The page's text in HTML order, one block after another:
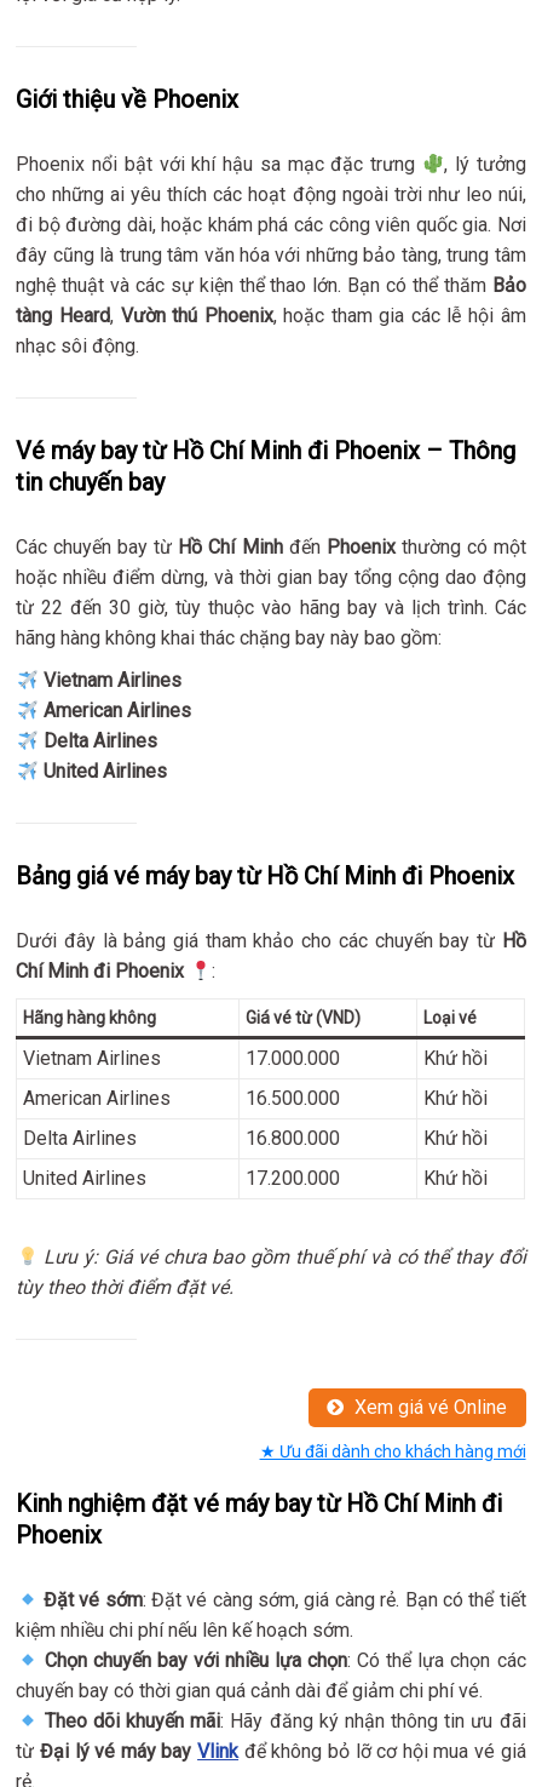
Giới thiệu về Phoenix
Phoenix nổi bật với khí hậu sa mạc đặc trưng
, lý tưởng
cho những ai yêu thích các hoạt động ngoài trời như leo núi,
đi bộ đường dài, hoặc khám phá các công viên quốc gia. Nơi
đây cũng là trung tâm văn hóa với những bảo tàng, trung tâm
nghệ thuật và các sự kiện thể thao lớn. Bạn có thể thăm Bảo
tàng Heard, Vườn thú Phoenix, hoặc tham gia các lễ hội âm
nhạc sôi động.
Vé máy bay từ Hồ Chí Minh đi Phoenix – Thông
tin chuyến bay
Các chuyến bay từ Hồ Chí Minhđến Phoenixthường có một
hoặc nhiều điểm dừng, và thời gian bay tổng cộng dao động
từ 22 đến 30 giờ, tùy thuộc vào hãng bay và lịch trình. Các
hãng hàng không khai thác chặng bay này bao gồm:
Vietnam Airlines
American Airlines
Delta Airlines
United Airlines
Bảng giá vé máy bay từ Hồ Chí Minh đi Phoenix
Dưới đây là bảng giá tham khảo cho các chuyến bay từ Hồ
Chí Minh đi Phoenix
:
Hãng hàng không Giá vé từ (VND) Loại vé
Vietnam Airlines 17.000.000
Khứ hồi
American Airlines
16.500.000
Khứ hồi
Delta Airlines
16.800.000
Khứ hồi
United Airlines
17.200.000 Khứ hồi
Lưu ý: Giá vé chưa bao gồm thuế phí và có thể thay đổi
tùy theo thời điểm đặt vé.
Xem giá vé Online
★ Ưu đãi dành cho khách hàng mới
Kinh nghiệm đặt vé máy bay từ Hồ Chí Minh đi
Phoenix
Đặt vé sớm: Đặt vé càng sớm, giá càng rẻ. Bạn có thể tiết
kiệm nhiều chi phí nếu lên kế hoạch sớm.
Chọn chuyến bay với nhiều lựa chọn: Có thể lựa chọn các
chuyến bay có thời gian quá cảnh dài để giảm chi phí vé.
Theo dõi khuyến mãi: Hãy đăng ký nhận thông tin ưu đãi
từĐại lý vé máy bayVlinkđể không bỏ lỡ cơ hội mua vé giá
rẻ.